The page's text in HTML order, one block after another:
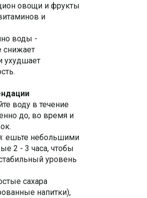
овощи и фрукты
и
воды -
снижает
ухудшает
воду в течение
до, во время и
ешьте небольшими
2 - 3 часа, чтобы
уровень
сахара
напитки),